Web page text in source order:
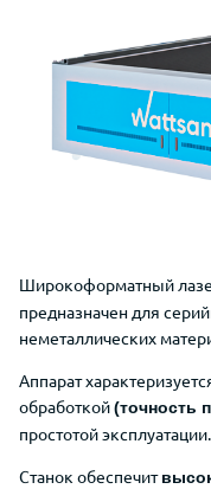
Широкоформатный
предназначен для
неметаллических
Аппарат
обработкой(точность
простотой эксплуатации.
Станок обеспечит